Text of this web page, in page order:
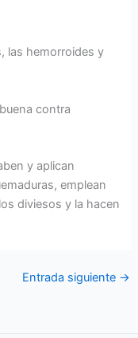
las hemorroides y
contra
y aplican
emplean
diviesos y la hacen
Entrada siguiente →